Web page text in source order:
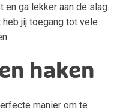
en ga lekker aan de slag.
heb jij toegang tot vele
haken
manier om te